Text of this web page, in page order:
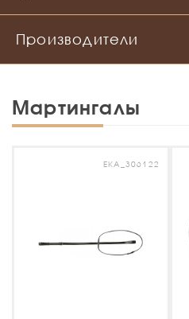
Производители
Мартингалы
EKA_306122